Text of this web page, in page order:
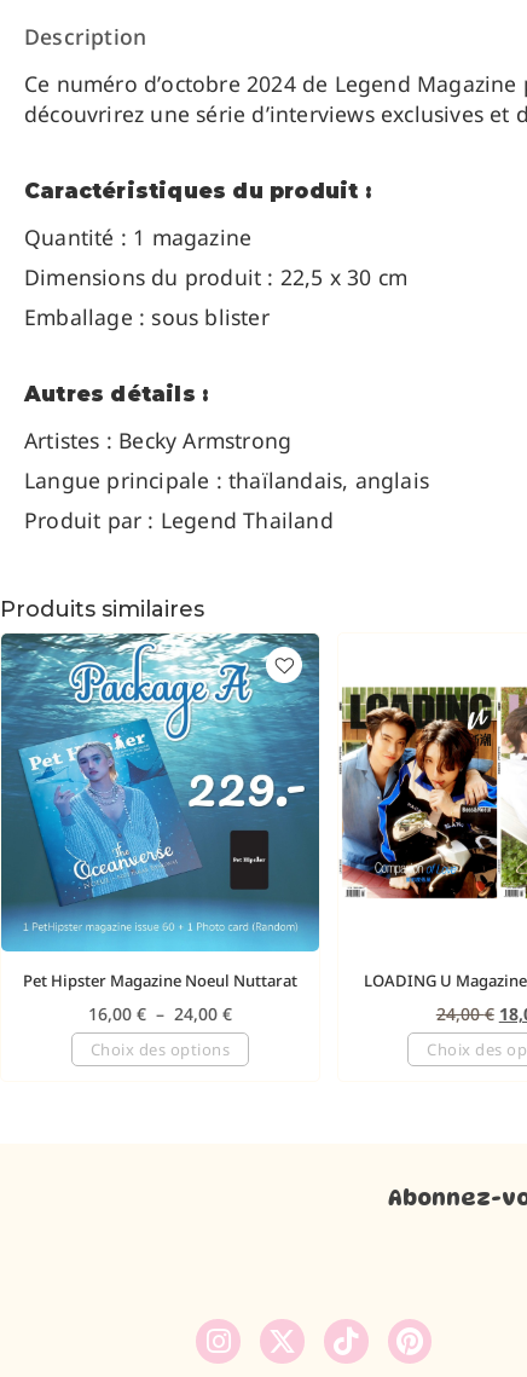
Description
Ce numéro d’octobre 2024 de Legend
découvrirez une série d’interviews exclusives
Caractéristiques du produit :
Quantité : 1 magazine
Dimensions du produit : 22,5 x 30 cm
Emballage : sous blister
Autres détails :
Artistes : Becky Armstrong
Langue principale : thaïlandais, anglais
Produit par : Legend Thailand
Produits similaires
Pet Hipster Magazine Noeul Nuttarat
16,00 € – 24,00 €
Choix des options
LOADING U
24,00€
Choix des
Abonnez-